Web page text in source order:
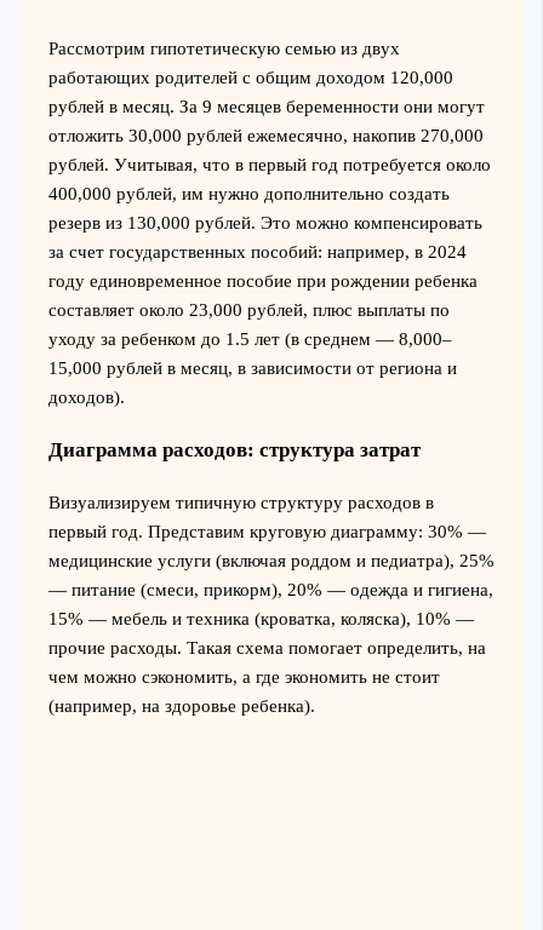
Рассмотрим гипотетическую семью из двух
работающих родителей с общим доходом 120,000
рублей в месяц. За 9 месяцев беременности они могут
отложить 30,000 рублей ежемесячно, накопив 270,000
рублей. Учитывая, что в первый год потребуется около
400,000 рублей, им нужно дополнительно создать
резерв из 130,000 рублей. Это можно компенсировать
за счет государственных пособий: например, в 2024
году единовременное пособие при рождении ребенка
составляет около 23,000 рублей, плюс выплаты по
уходу за ребенком до 1.5 лет (в среднем — 8,000–
15,000 рублей в месяц, в зависимости от региона и
доходов).
Диаграмма расходов: структура затрат
Визуализируем типичную структуру расходов в
первый год. Представим круговую диаграмму: 30% —
медицинские услуги (включая роддом и педиатра), 25%
— питание (смеси, прикорм), 20% — одежда и гигиена,
15% — мебель и техника (кроватка, коляска), 10% —
прочие расходы. Такая схема помогает определить, на
чем можно сэкономить, а где экономить не стоит
(например, на здоровье ребенка).